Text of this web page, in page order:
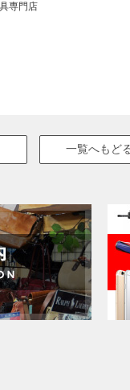
専門店
一覧へもど